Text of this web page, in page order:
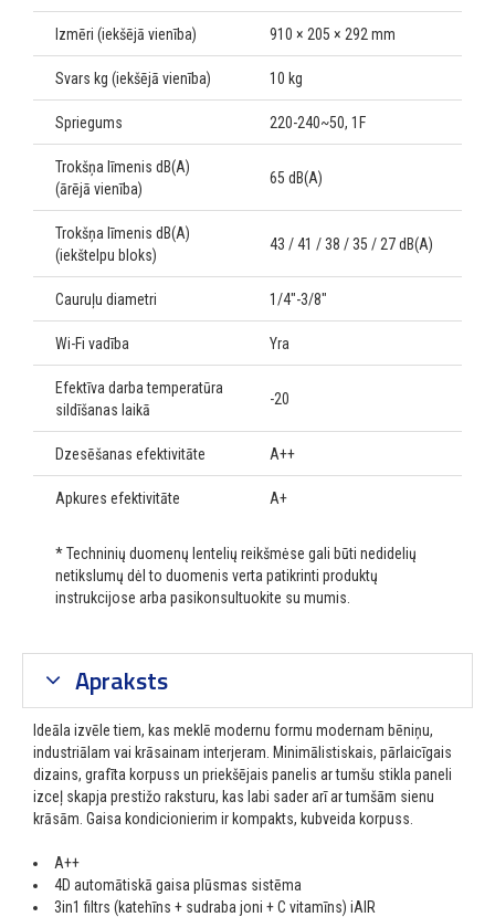
Izmēri (iekšējā vienība) 910 × 205 × 292 mm
Svars kg (iekšējā vienība) 10 kg
Spriegums 220-240~50, 1F
Trokšņa līmenis dB(A)
(ārējā vienība)
65 dB(A)
Trokšņa līmenis dB(A)
(iekštelpu bloks)
43 / 41 / 38 / 35 / 27 dB(A)
Cauruļu diametri 1/4"-3/8"
Wi-Fi vadība Yra
Efektīva darba temperatūra
sildīšanas laikā
-20
Dzesēšanas efektivitāte A++
Apkures efektivitāte A+
* Techninių duomenų lentelių reikšmėse gali būti nedidelių
netikslumų dėl to duomenis verta patikrinti produktų
instrukcijose arba pasikonsultuokite su mumis.
Apraksts
Ideāla izvēle tiem, kas meklē modernu formu modernam bēniņu,
industriālam vai krāsainam interjeram. Minimālistiskais, pārlaicīgais
dizains, grafīta korpuss un priekšējais panelis ar tumšu stikla paneli
izceļ skapja prestižo raksturu, kas labi sader arī ar tumšām sienu
krāsām. Gaisa kondicionierim ir kompakts, kubveida korpuss.
A++
4D automātiskā gaisa plūsmas sistēma
3in1 filtrs (katehīns + sudraba joni + C vitamīns) iAIR